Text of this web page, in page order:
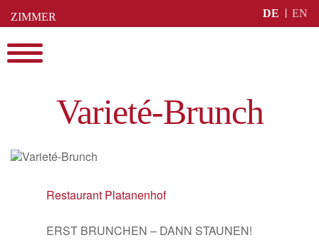
ZIMMER
DE EN
Menu
Varieté-Brunch
Restaurant Platanenhof
ERST BRUNCHEN – DANN STAUNEN!